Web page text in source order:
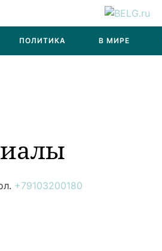
ПОЛИТИКА В МИРЕ
+79103200180